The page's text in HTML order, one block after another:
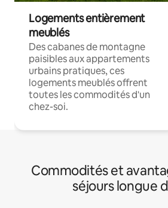
Logements entièrement
meublés
Des cabanes de montagne
paisibles aux appartements
urbains pratiques, ces
logements meublés offrent
toutes les commodités d'un
chez-soi.
Commodités et
séjours longue